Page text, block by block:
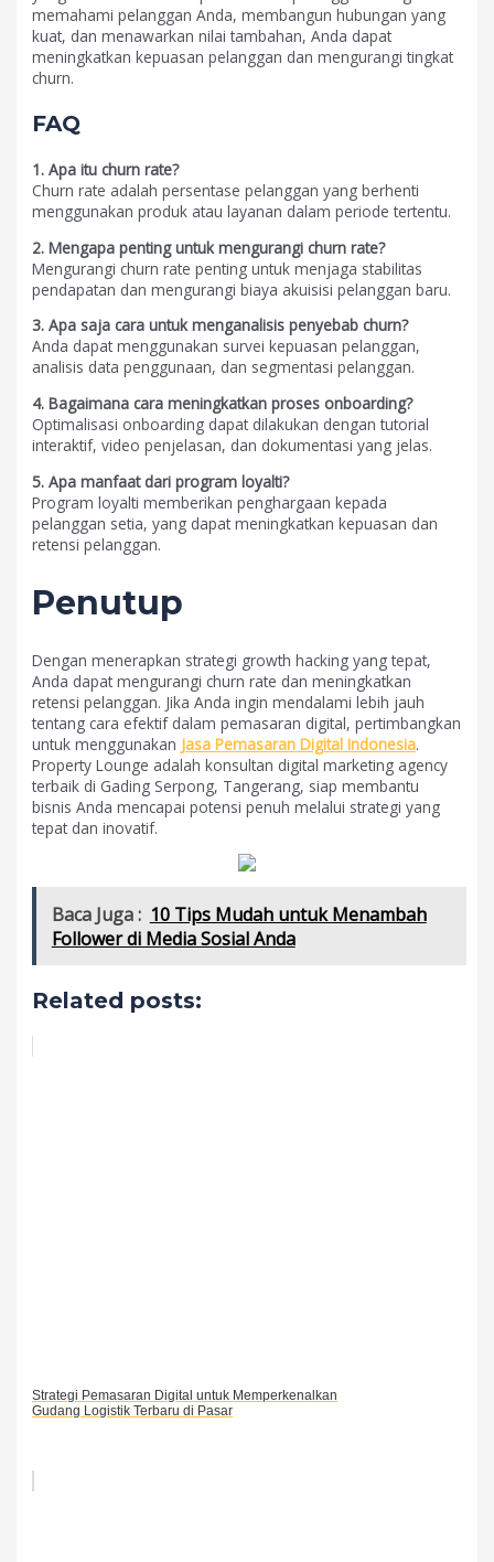
memahami pelanggan Anda, membangun hubungan yang
kuat, dan menawarkan nilai tambahan, Anda dapat
meningkatkan kepuasan pelanggan dan mengurangi tingkat
churn.
FAQ
1. Apa itu churn rate?
Churn rate adalah persentase pelanggan yang berhenti
menggunakan produk atau layanan dalam periode tertentu.
2. Mengapa penting untuk mengurangi churn rate?
Mengurangi churn rate penting untuk menjaga stabilitas
pendapatan dan mengurangi biaya akuisisi pelanggan baru.
3. Apa saja cara untuk menganalisis penyebab churn?
Anda dapat menggunakan survei kepuasan pelanggan,
analisis data penggunaan, dan segmentasi pelanggan.
4. Bagaimana cara meningkatkan proses onboarding?
Optimalisasi onboarding dapat dilakukan dengan tutorial
interaktif, video penjelasan, dan dokumentasi yang jelas.
5. Apa manfaat dari program loyalti?
Program loyalti memberikan penghargaan kepada
pelanggan setia, yang dapat meningkatkan kepuasan dan
retensi pelanggan.
Penutup
Dengan menerapkan strategi growth hacking yang tepat,
Anda dapat mengurangi churn rate dan meningkatkan
retensi pelanggan. Jika Anda ingin mendalami lebih jauh
tentang cara efektif dalam pemasaran digital, pertimbangkan
untuk menggunakan Jasa Pemasaran Digital Indonesia.
Property Lounge adalah konsultan digital marketing agency
terbaik di Gading Serpong, Tangerang, siap membantu
bisnis Anda mencapai potensi penuh melalui strategi yang
tepat dan inovatif.
Baca Juga : 10 Tips Mudah untuk Menambah
Follower di Media Sosial Anda
Related posts:
Strategi Pemasaran Digital untuk Memperkenalkan
Gudang Logistik Terbaru di Pasar